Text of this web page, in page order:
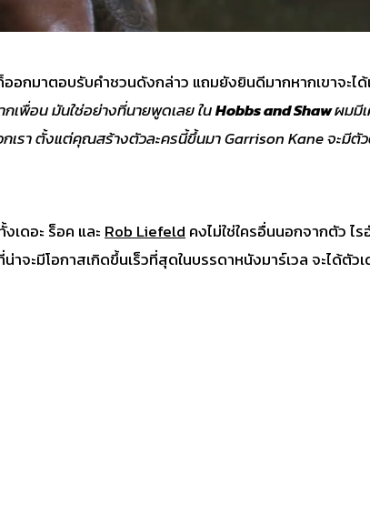
อกมาตอบรับคำชวนดังกล่าว แถมยังยินดีมากหากเขาจะได้
กเพื่อน มันใช่อย่างที่นายพูดเลย ในHobbs and Shawผมมี
รา ตั้งแต่คุณสร้างตัวละครนี้ขึ้นมาGarrison Kaneจะมีตั
เดอะ ร็อค และ Rob Liefeld คงไม่ใช่ใครอื่นนอกจากตัว ไร
น่าจะมีโอกาสเกิดขึ้นเร็วที่สุดในบรรดาหนังมาร์เวล จะได้ตัวเ